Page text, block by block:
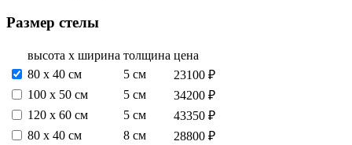
Размер стелы
высота х ширина толщина цена
80 х 40 см
5 см
23100 ₽
100 х 50 см
5 см
34200 ₽
120 х 60 см
5 см
43350 ₽
80 х 40 см
8 см
28800 ₽